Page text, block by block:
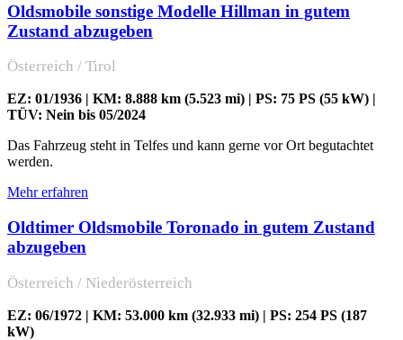
Oldsmobile sonstige Modelle Hillman in gutem
Zustand abzugeben
Österreich / Tirol
EZ: 01/1936 | KM: 8.888 km (5.523 mi) | PS: 75 PS (55 kW) |
TÜV: Nein bis 05/2024
Das Fahrzeug steht in Telfes und kann gerne vor Ort begutachtet
werden.
Mehr erfahren
Oldtimer Oldsmobile Toronado in gutem Zustand
abzugeben
Österreich / Niederösterreich
EZ: 06/1972 | KM: 53.000 km (32.933 mi) | PS: 254 PS (187
kW)